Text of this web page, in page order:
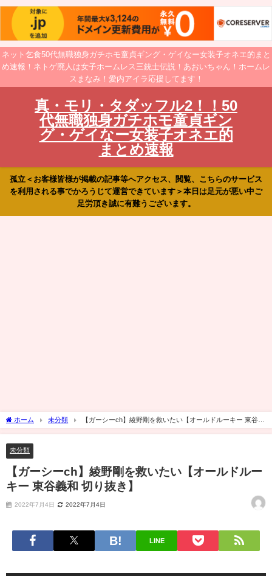
ネット乞食50代無職独身ガチホモ童貞ギング・ゲイなー女装子オネエ的まと
め速報！ネトゲ廃人は女子ホームレス三銃士伝説！あおいちゃん！ホームレ
スまなみ！愛内アイラ応援してます！
真・モリ・タダッフル2！！50
代無職独身ガチホモ童貞ギン
グ・ゲイなー女装子オネエ的
まとめ速報
孤立＜お客様皆様が掲載の記事等へアクセス、閲覧、こちらのサービス
を利用される事でかろうじて運営できています＞本日は足元が悪い中ご
足労頂き誠に有難うございます。
ホーム 未分類
【ガーシーch】綾野剛を救いたい【オールドルーキー 東谷義
和 切り抜き】
未分類
【ガーシーch】綾野剛を救いたい【オールドルー
キー 東谷義和 切り抜き】
2022年7月4日 2022年7月4日
LINE